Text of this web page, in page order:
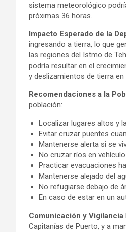
sistema meteorológico
próximas 36 horas.
Impacto Esperado de la
ingresando a tierra, lo que
las regiones del Istmo de
podría resultar en el
y deslizamientos de tierra
Recomendaciones a la
población:
Localizar lugares altos y
Evitar cruzar puentes
Mantenerse alerta si se
No cruzar ríos en
Practicar evacuaciones
Mantenerse alejado del
No refugiarse debajo de
En caso de estar en un
Comunicación y Vigilancia
Capitanías de Puerto, y a